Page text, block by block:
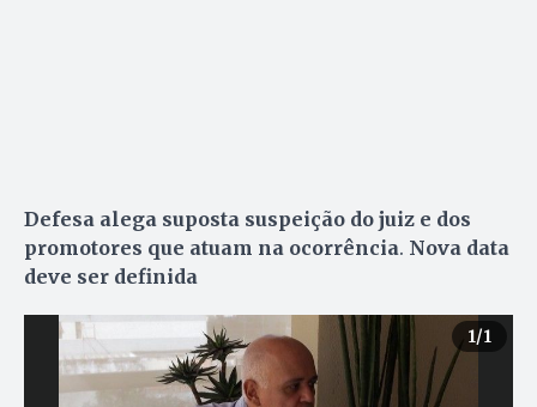
Defesa alega suposta suspeição do juiz e dos
promotores que atuam na ocorrência. Nova data
deve ser definida
1/1